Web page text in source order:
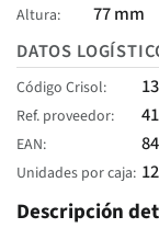
Altura
77 mm
DATOS
Código Crisol
Ref. proveedor
EAN
Unidades por caja 12
Descripción